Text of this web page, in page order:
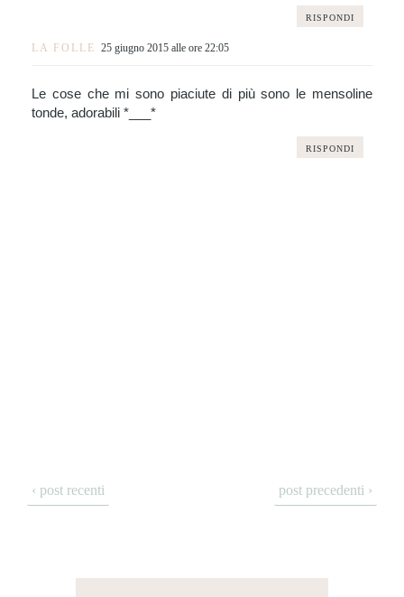
RISPONDI
LA FOLLE 25 giugno 2015 alle ore 22:05
Le cose che mi sono piaciute di più sono le mensoline
tonde, adorabili *___*
RISPONDI
‹ post recenti post precedenti ›